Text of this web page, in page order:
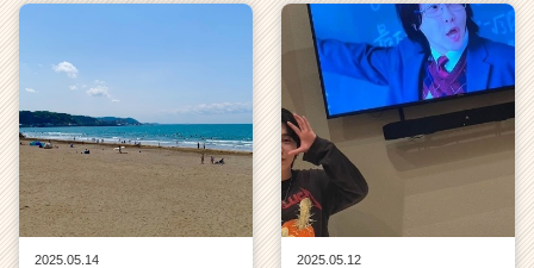
2025.05.14
2025.05.12